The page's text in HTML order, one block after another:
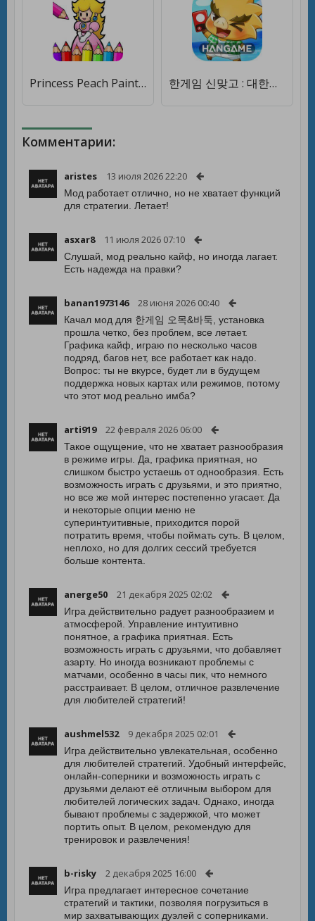
Princess Peach Paint Coloring [Много монет] 한게임 신맞고 : 대한민국 원조 고스톱 [Много монет]
Комментарии:
aristes 13 июля 2026 22:20
Мод работает отлично, но не хватает функций
для стратегии. Летает!
asxar8 11 июля 2026 07:10
Слушай, мод реально кайф, но иногда лагает.
Есть надежда на правки?
banan1973146 28 июня 2026 00:40
Качал мод для 한게임 오목&바둑, установка
прошла четко, без проблем, все летает.
Графика кайф, играю по несколько часов
подряд, багов нет, все работает как надо.
Вопрос: ты не вкурсе, будет ли в будущем
поддержка новых картах или режимов, потому
что этот мод реально имба?
arti919 22 февраля 2026 06:00
Такое ощущение, что не хватает разнообразия
в режиме игры. Да, графика приятная, но
слишком быстро устаешь от однообразия. Есть
возможность играть с друзьями, и это приятно,
но все же мой интерес постепенно угасает. Да
и некоторые опции меню не
суперинтуитивные, приходится порой
потратить время, чтобы поймать суть. В целом,
неплохо, но для долгих сессий требуется
больше контента.
anerge50 21 декабря 2025 02:02
Игра действительно радует разнообразием и
атмосферой. Управление интуитивно
понятное, а графика приятная. Есть
возможность играть с друзьями, что добавляет
азарту. Но иногда возникают проблемы с
матчами, особенно в часы пик, что немного
расстраивает. В целом, отличное развлечение
для любителей стратегий!
aushmel532 9 декабря 2025 02:01
Игра действительно увлекательная, особенно
для любителей стратегий. Удобный интерфейс,
онлайн-соперники и возможность играть с
друзьями делают её отличным выбором для
любителей логических задач. Однако, иногда
бывают проблемы с задержкой, что может
портить опыт. В целом, рекомендую для
тренировок и развлечения!
b-risky 2 декабря 2025 16:00
Игра предлагает интересное сочетание
стратегий и тактики, позволяя погрузиться в
мир захватывающих дуэлей с соперниками.